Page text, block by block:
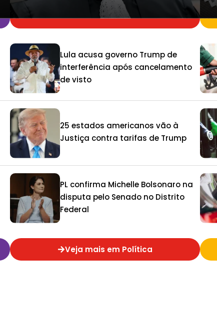
Lula acusa governo Trump de
interferência após cancelamento
de visto
25 estados americanos vão à
Justiça contra tarifas de Trump
PL confirma Michelle Bolsonaro na
disputa pelo Senado no Distrito
Federal
Veja mais em Política